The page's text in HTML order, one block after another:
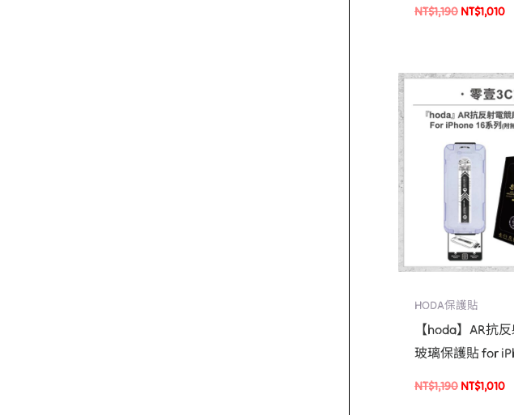
NT$1,190 NT$1,010
HODA保護貼
【hoda】AR抗
玻璃保護貼 for
NT$1,190
原
始
價
格：
NT$1,010